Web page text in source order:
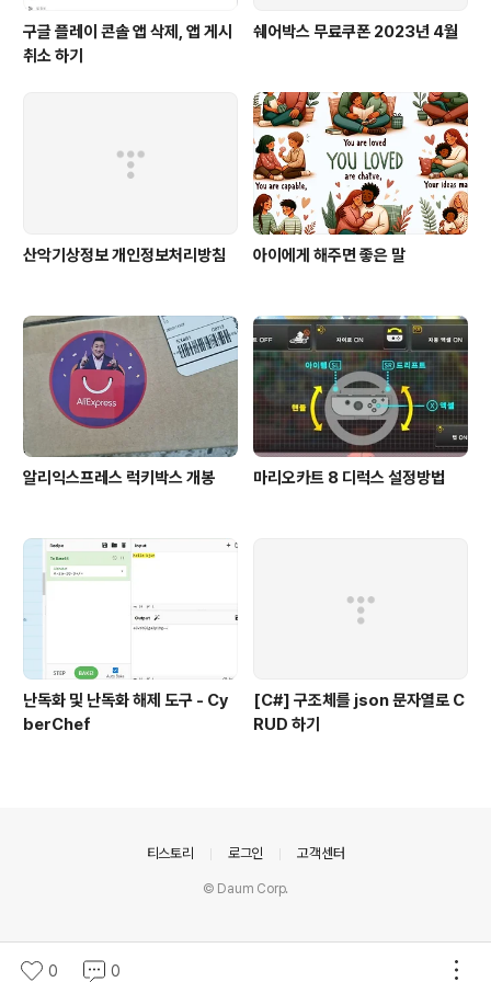
구글 플레이 콘솔 앱 삭제, 앱 게시
취소 하기
쉐어박스 무료쿠폰 2023년 4월
산악기상정보 개인정보처리방침 아이에게 해주면 좋은 말
알리익스프레스 럭키박스 개봉 마리오카트 8 디럭스 설정방법
난독화 및 난독화 해제 도구 - Cy
berChef
[C#] 구조체를 json 문자열로 C
RUD 하기
0 0
티스토리 로그인 고객센터
© Daum Corp.